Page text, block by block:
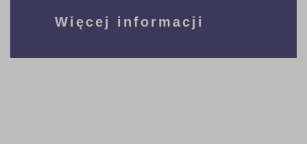
Więcej informacji